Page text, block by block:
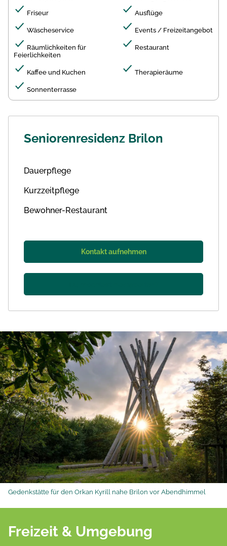
Friseur Ausflüge
Wäscheservice Events / Freizeitangebot
Räumlichkeiten für
Feierlichkeiten
Restaurant
Kaffee und Kuchen Therapieräume
Sonnenterrasse
Seniorenresidenz Brilon
Dauerpflege
Kurzzeitpflege
Bewohner-Restaurant
Kontakt aufnehmen
Freizeit & Umgebung
Gedenkstätte für den Orkan Kyrill nahe Brilon vor Abendhimmel